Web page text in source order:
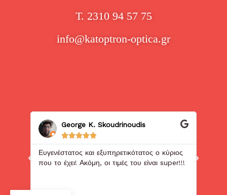
Τ. 2310 94 57 75
info@katoptron-optica.gr
George K. Skoudrinoudis

Ευγενέστατος και εξυπηρετικότατος ο κύριος
που το έχει! Ακόμη, οι τιμές του είναι super!!!